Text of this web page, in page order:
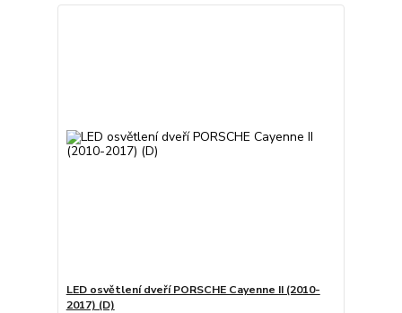
LED osvětlení dveří PORSCHE Cayenne II (2010-
2017) (D)